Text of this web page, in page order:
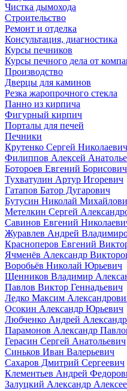
Чистка дымохода
Строительство
Ремонт и отделка
Консультация, диагностика
Курсы печников
Курсы печного дела от
Производство
Дверцы для каминов
Резка жаропрочного стекла
Панно из кирпича
Фигурный кирпич
Порталы для печей
Печники
Крутенко Сергей Николаевич
Филиппов Алексей
Ботороев Евгений Борисович
Тухватулин Артур Игоревич
Гатапов Батор Дугарович
Бутусин Николай
Метелкин Сергей
Савинов Евгений
Журавлев Андрей
Красноперов Евгений
Ячменёв Александр
Воробьёв Николай Юрьевич
Щенников Владимир
Павлов Виктор Геннадьевич
Ледко Максим
Осокин Александр Юрьевич
Любченко Андрей
Парамонов Александр
Герасин Сергей Анатольевич
Синьков Иван Валерьевич
Сахаров Дмитрий Сергеевич
Клементьев Андрей
Залуцкий Александр